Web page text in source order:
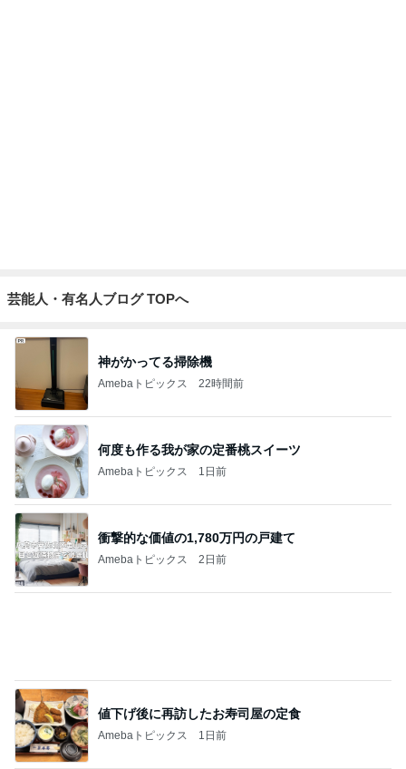
芸能人・有名人ブログ TOPへ
神がかってる掃除機
Amebaトピックス 22時間前
何度も作る我が家の定番桃スイーツ
Amebaトピックス 1日前
衝撃的な価値の1,780万円の戸建て
Amebaトピックス 2日前
値下げ後に再訪したお寿司屋の定食
Amebaトピックス 1日前